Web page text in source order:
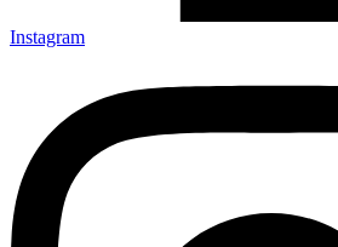
Instagram